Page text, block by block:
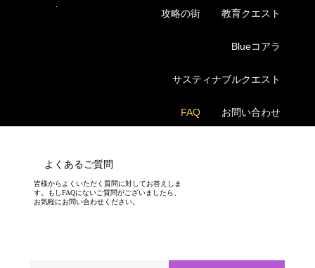
攻略の街 教育クエスト
Blueコアラ
サスティナブルクエスト
FAQ お問い合わせ
​よくあるご質問
皆様からよくいただく質問に対してお答えしま
す。もしFAQにないご質問がございましたら、
お気軽にお問い合わせください。